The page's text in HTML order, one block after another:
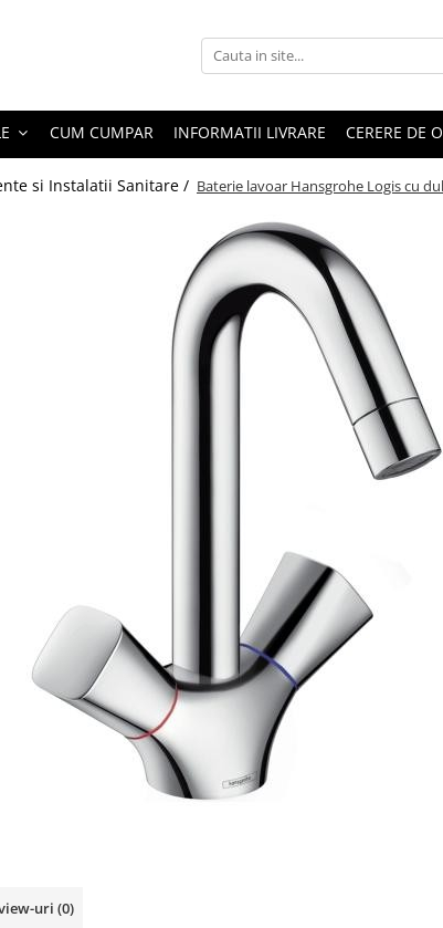
CUM CUMPAR INFORMATII LIVRARE CERERE DE
si Instalatii Sanitare / Baterie lavoar Hansgrohe Logis cu
uri (0)